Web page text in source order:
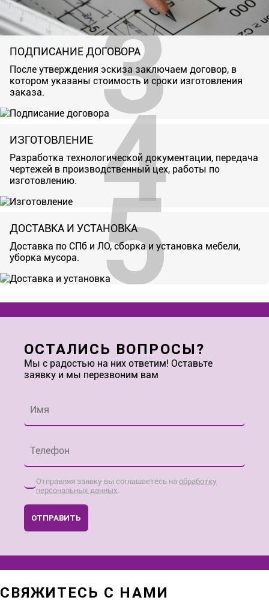
ПОДПИСАНИЕ ДОГОВОРА
После утверждения эскиза заключаем договор, в
котором указаны стоимость и сроки изготовления
заказа.
ИЗГОТОВЛЕНИЕ
Разработка технологической документации, передача
чертежей в производственный цех, работы по
изготовлению.
ДОСТАВКА И УСТАНОВКА
Доставка по СПб и ЛО, сборка и установка мебели,
уборка мусора.
ОСТАЛИСЬ ВОПРОСЫ?
Мы с радостью на них ответим! Оставьте
заявку и мы перезвоним вам
Отправляя заявку вы соглашаетесь на обработку
персональных данных.
ОТПРАВИТЬ
СВЯЖИТЕСЬ С НАМИ